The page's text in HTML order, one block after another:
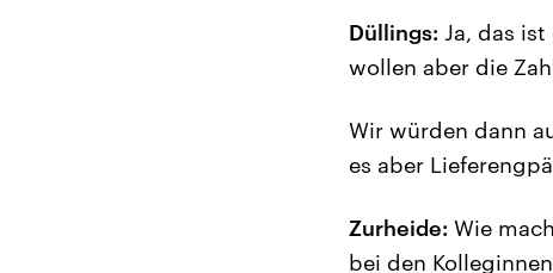
Düllings: Ja, das
wollen aber die
Wir würden dann
es aber
Zurheide: Wie
bei den